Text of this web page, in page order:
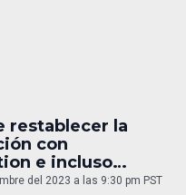
restablecer la
con
e incluso
en
del 2023 a las 9:30 pm PST